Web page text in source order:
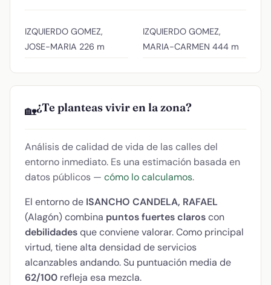
IZQUIERDO GOMEZ,
JOSE-MARIA 226 m
IZQUIERDO GOMEZ,
MARIA-CARMEN 444 m
🏡¿Te planteas vivir en la zona?
Análisis de calidad de vida de las calles del
entorno inmediato. Es una estimación basada en
datos públicos — cómo lo calculamos.
El entorno de ISANCHO CANDELA, RAFAEL
(Alagón) combina puntos fuertes claroscon
debilidadesque conviene valorar. Como principal
virtud, tiene alta densidad de servicios
alcanzables andando. Su puntuación media de
62/100 refleja esa mezcla.